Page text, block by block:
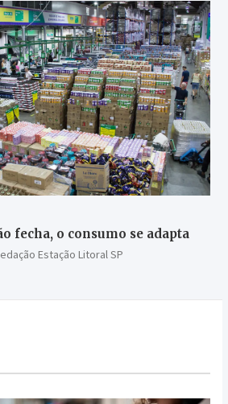
fecha, o consumo se adapta
Estação Litoral SP